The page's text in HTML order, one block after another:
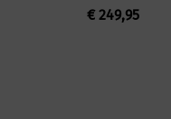
€249,95